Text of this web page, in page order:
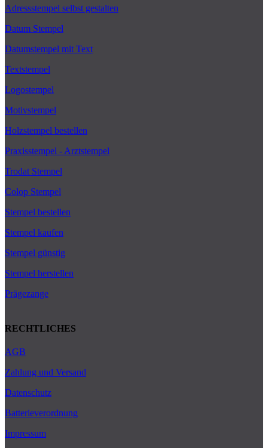
Adressstempel selbst gestalten
Datum Stempel
Datumstempel mit Text
Textstempel
Logostempel
Motivstempel
Holzstempel bestellen
Praxisstempel - Arztstempel
Trodat Stempel
Colop Stempel
Stempel bestellen
Stempel kaufen
Stempel günstig
Stempel herstellen
Prägezange
RECHTLICHES
AGB
Zahlung und Versand
Datenschutz
Batterieverordnung
Impressum